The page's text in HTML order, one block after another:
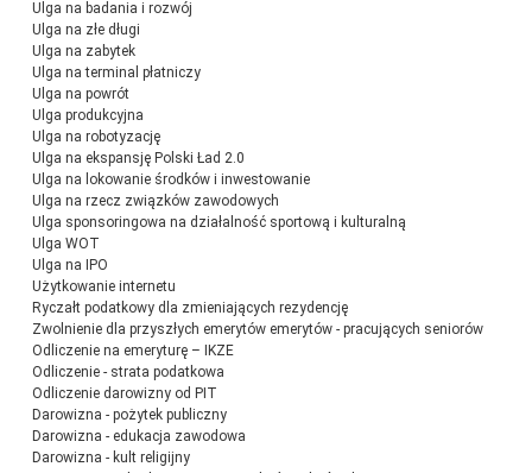
Ulga na badania i rozwój
Ulga na złe długi
Ulga na zabytek
Ulga na terminal płatniczy
Ulga na powrót
Ulga produkcyjna
Ulga na robotyzację
Ulga na ekspansję Polski Ład 2.0
Ulga na lokowanie środków i inwestowanie
Ulga na rzecz związków zawodowych
Ulga sponsoringowa na działalność sportową i kulturalną
Ulga WOT
Ulga na IPO
Użytkowanie internetu
Ryczałt podatkowy dla zmieniających rezydencję
Zwolnienie dla przyszłych emerytów emerytów - pracujących seniorów
Odliczenie na emeryturę – IKZE
Odliczenie - strata podatkowa
Odliczenie darowizny od PIT
Darowizna - pożytek publiczny
Darowizna - edukacja zawodowa
Darowizna - kult religijny